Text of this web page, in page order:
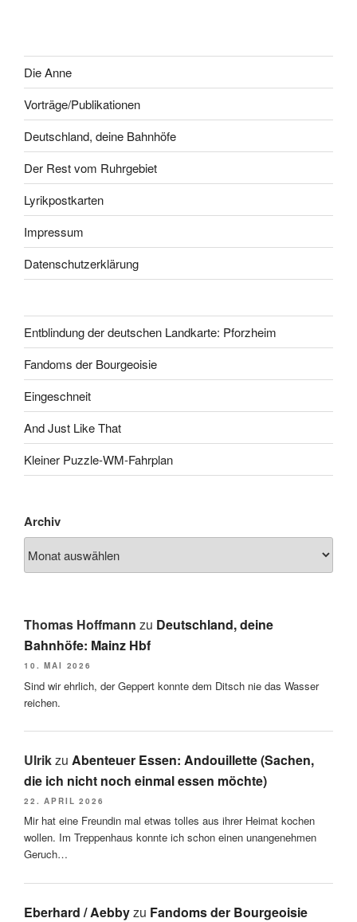
Die Anne
Vorträge/Publikationen
Deutschland, deine Bahnhöfe
Der Rest vom Ruhrgebiet
Lyrikpostkarten
Impressum
Datenschutzerklärung
Entblindung der deutschen Landkarte: Pforzheim
Fandoms der Bourgeoisie
Eingeschneit
And Just Like That
Kleiner Puzzle-WM-Fahrplan
Archiv
Thomas Hoffmann zu Deutschland, deine
Bahnhöfe: Mainz Hbf
10. MAI 2026
Sind wir ehrlich, der Geppert konnte dem Ditsch nie das Wasser
reichen.
Ulrikzu Abenteuer Essen: Andouillette (Sachen,
die ich nicht noch einmal essen möchte)
22. APRIL 2026
Mir hat eine Freundin mal etwas tolles aus ihrer Heimat kochen
wollen. Im Treppenhaus konnte ich schon einen unangenehmen
Geruch…
Eberhard / Aebbyzu Fandoms der Bourgeoisie